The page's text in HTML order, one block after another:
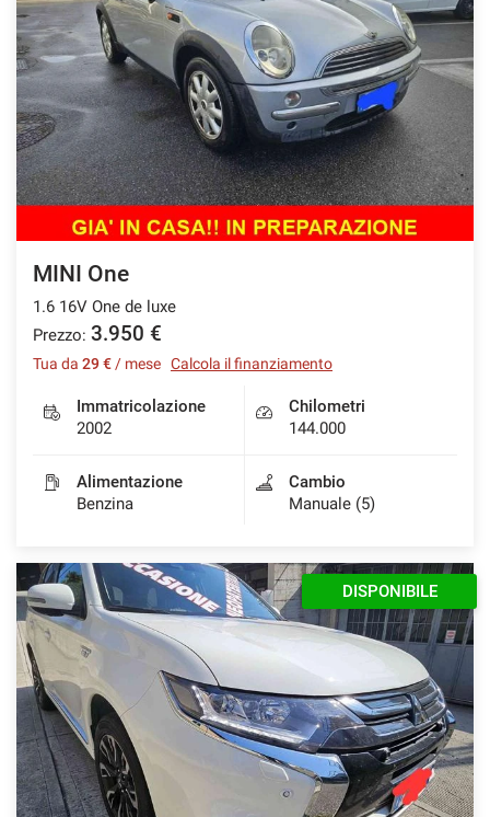
MINI One
1.6 16V One de luxe
Prezzo: 3.950 €
Tua da 29 € / mese Calcola il finanziamento
Immatricolazione
2002
Chilometri
144.000
Alimentazione
Benzina
Cambio
Manuale (5)
DISPONIBILE